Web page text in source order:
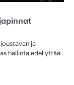
ja
hallinta edellyttää